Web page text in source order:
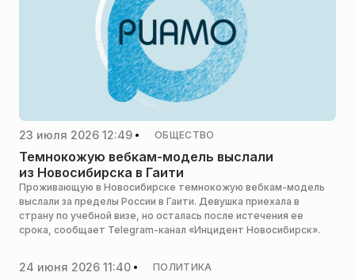
23 июля 2026 12:49 ОБЩЕСТВО
Темнокожую вебкам-модель выслали
из Новосибирска в Гаити
Проживающую в Новосибирске темнокожую вебкам-модель
выслали за пределы России в Гаити. Девушка приехала в
страну по учебной визе, но осталась после истечения ее
срока, сообщает Telegram-канал «Инцидент Новосибирск».
24 июня 2026 11:40 ПОЛИТИКА